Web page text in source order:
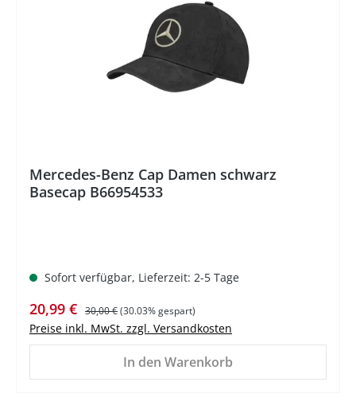
Mercedes-Benz Cap Damen schwarz
Basecap B66954533
Sofort verfügbar, Lieferzeit: 2-5 Tage
Verkaufspreis:
20,99 € Regulärer Preis:
30,00 €(30.03% gespart)
Preise inkl. MwSt. zzgl. Versandkosten
In den Warenkorb